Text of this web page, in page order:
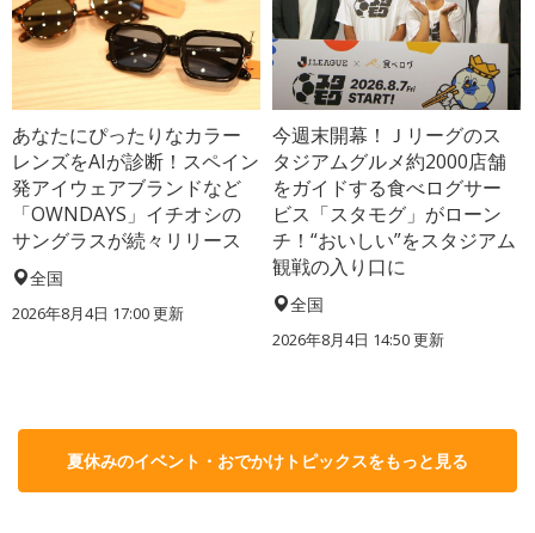
あなたにぴったりなカラー
レンズをAIが診断！スペイン
発アイウェアブランドなど
「OWNDAYS」イチオシの
サングラスが続々リリース
全国
2026年8月4日 17:00更新
今週末開幕！Ｊリーグのス
タジアムグルメ約2000店舗
をガイドする食べログサー
ビス「スタモグ」がローン
チ！“おいしい”をスタジアム
観戦の入り口に
全国
2026年8月4日 14:50更新
夏休みのイベント・おでかけトピックスをもっと見る